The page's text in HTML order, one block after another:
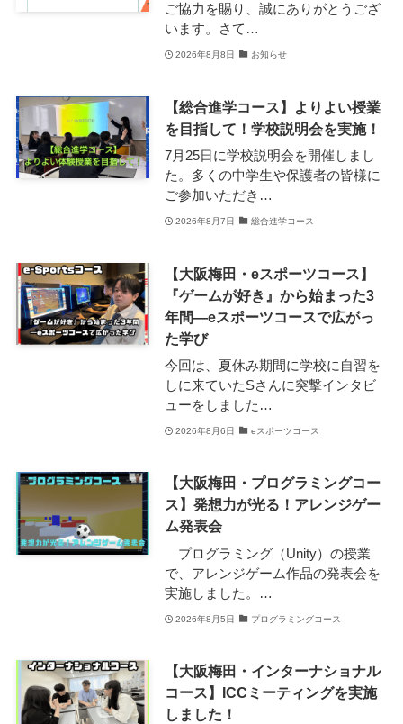
ご協力を賜り、誠にありがとうござ
います。さて…
2026年8月8日 お知らせ
【総合進学コース】よりよい授業
を目指して！学校説明会を実施！
7月25日に学校説明会を開催しまし
た。多くの中学生や保護者の皆様に
ご参加いただき…
2026年8月7日 総合進学コース
【大阪梅田・eスポーツコース】
『ゲームが好き』から始まった3
年間―eスポーツコースで広がっ
た学び
今回は、夏休み期間に学校に自習を
しに来ていたSさんに突撃インタビ
ューをしました…
2026年8月6日 eスポーツコース
【大阪梅田・プログラミングコー
ス】発想力が光る！アレンジゲー
ム発表会
プログラミング（Unity）の授業
で、アレンジゲーム作品の発表会を
実施しました。…
2026年8月5日 プログラミングコース
【大阪梅田・インターナショナル
コース】ICCミーティングを実施
しました！